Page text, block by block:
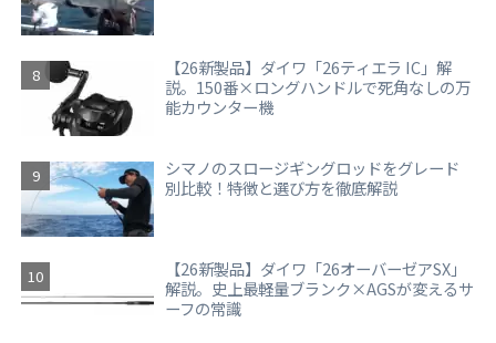
【26新製品】ダイワ「26ティエラ IC」解
説。150番×ロングハンドルで死角なしの万
能カウンター機
シマノのスロージギングロッドをグレード
別比較！特徴と選び方を徹底解説
【26新製品】ダイワ「26オーバーゼアSX」
解説。史上最軽量ブランク×AGSが変えるサ
ーフの常識